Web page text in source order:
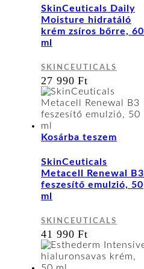
SkinCeuticals Daily
Moisture hidratáló
krém zsíros bőrre, 60
ml
SKINCEUTICALS
27 990Ft
Kosárba teszem
SkinCeuticals
Metacell Renewal B3
feszesítő emulzió, 50
ml
SKINCEUTICALS
41 990Ft